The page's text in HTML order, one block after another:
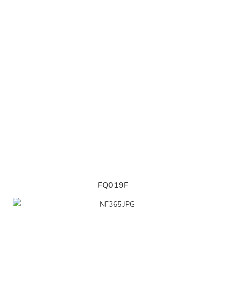
FQ019F